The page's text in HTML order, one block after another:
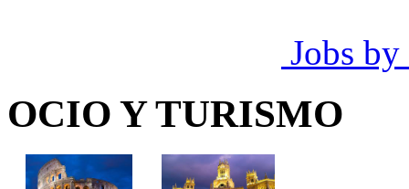
Jobs by
OCIO Y TURISMO